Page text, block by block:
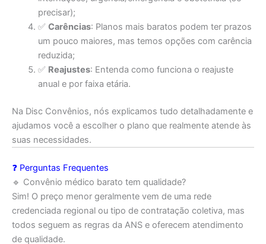
precisar);
✅ Carências: Planos mais baratos podem ter prazos
um pouco maiores, mas temos opções com carência
reduzida;
✅ Reajustes: Entenda como funciona o reajuste
anual e por faixa etária.
Na Disc Convênios, nós explicamos tudo detalhadamente e
ajudamos você a escolher o plano que realmente atende às
suas necessidades.
❓ Perguntas Frequentes
🔹 Convênio médico barato tem qualidade?
Sim! O preço menor geralmente vem de uma rede
credenciada regional ou tipo de contratação coletiva, mas
todos seguem as regras da ANS e oferecem atendimento
de qualidade.